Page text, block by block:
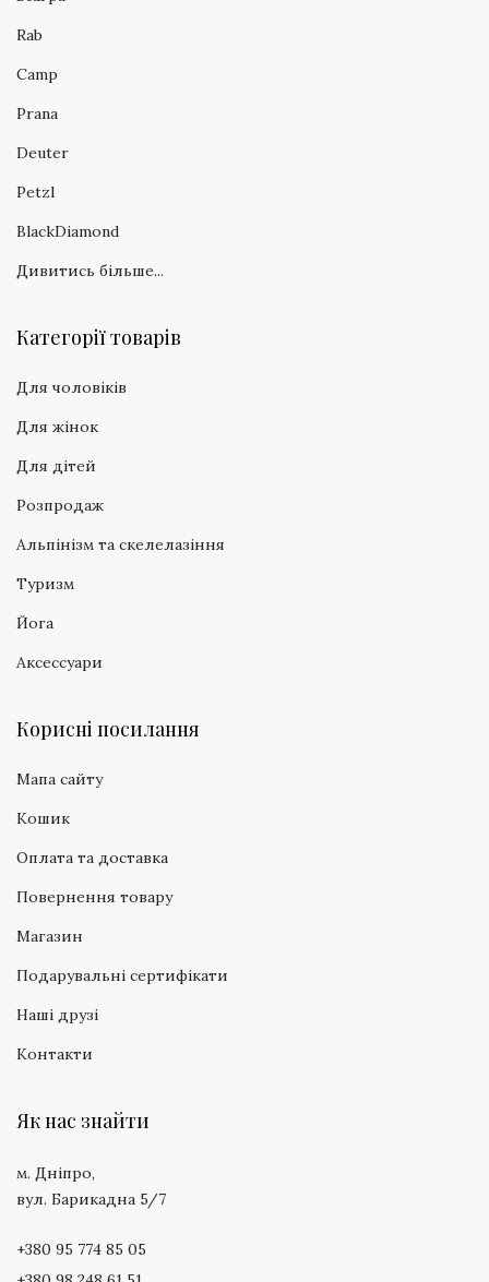
Rab
Camp
Prana
Deuter
Petzl
BlackDiamond
Дивитись більше...
Категорії товарів
Для чоловіків
Для жінок
Для дітей
Розпродаж
Альпінізм та скелелазіння
Туризм
Йога
Аксессуари
Корисні посилання
Мапа сайту
Кошик
Оплата та доставка
Повернення товару
Магазин
Подарувальні сертифікати
Наші друзі
Контакти
Як нас знайти
м. Дніпро,
вул. Барикадна 5/7
+380 95 774 85 05